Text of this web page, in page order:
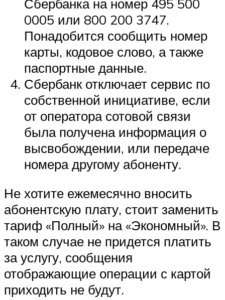
Сбербанка на номер 495 500
0005 или 800 200 3747.
Понадобится сообщить номер
карты, кодовое слово, а также
паспортные данные.
Сбербанк отключает сервис по
собственной инициативе, если
от оператора сотовой связи
была получена информация о
высвобождении, или передаче
номера другому абоненту.
Не хотите ежемесячно вносить
абонентскую плату, стоит заменить
тариф «Полный» на «Экономный». В
таком случае не придется платить
за услугу, сообщения
отображающие операции с картой
приходить не будут.